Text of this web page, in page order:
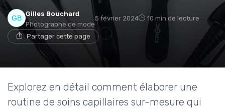
Gilles Bouchard
Photographe de mode
5 février 2024 10 min de lecture
Partager cette page
Explorez en détail comment élaborer une
routine de soins capillaires sur-mesure qui